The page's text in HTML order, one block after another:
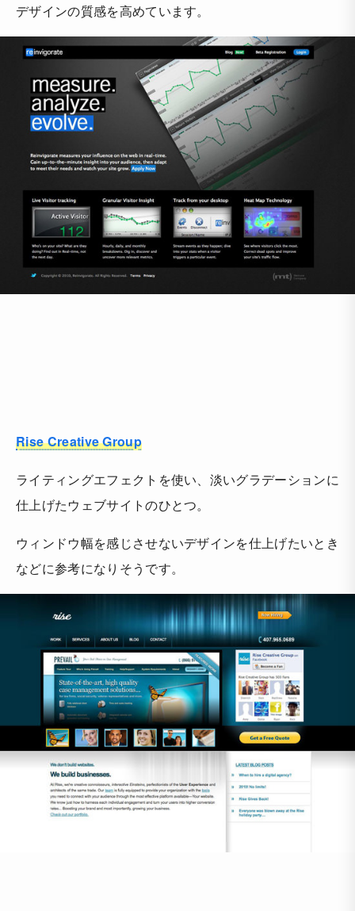
デザインの質感を高めています。
Rise Creative Group
ライティングエフェクトを使い、淡いグラデーションに
仕上げたウェブサイトのひとつ。
ウィンドウ幅を感じさせないデザインを仕上げたいとき
などに参考になりそうです。